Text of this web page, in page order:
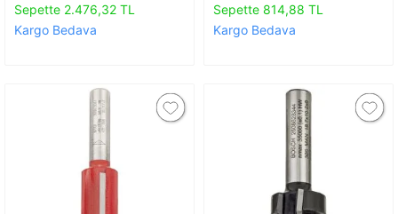
Sepette 2.476,32 TL
Kargo Bedava
Sepette 814,88 TL
Kargo Bedava